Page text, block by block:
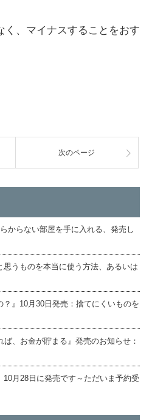
く、マイナスすることをおす
次のページ
からない部屋を手に入れる、発売し
うものを本当に使う方法、あるいは
？』10月30日発売：捨てにくいものを
、お金が貯まる』発売のお知らせ：
月28日に発売です～ただいま予約受